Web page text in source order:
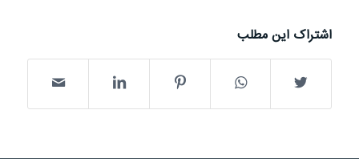
اشتراک این مطلب